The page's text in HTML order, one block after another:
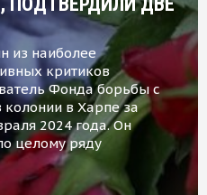
из наиболее
критиков
Фонда борьбы с
колонии в Харпе за
2024 года. Он
целому ряду